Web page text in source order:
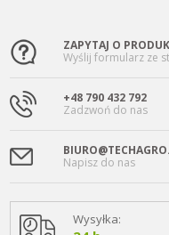
ZAPYTAJ O
Wyślij formularz ze
+48 790 432 792
Zadzwoń do nas
Napisz do nas
Wysyłka: